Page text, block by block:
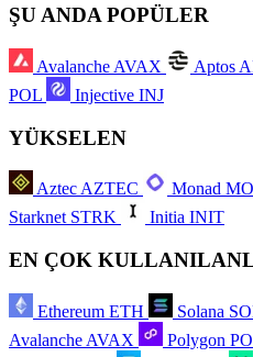
ŞU ANDA POPÜLER
Avalanche AVAX Aptos
POL
Injective INJ
YÜKSELEN
AztecAZTEC Monad
Starknet STRK Initia INIT
EN ÇOK
Ethereum ETH Solana
Avalanche AVAX Polygon